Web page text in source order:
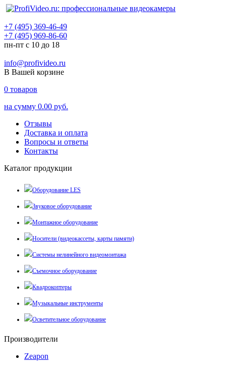
+7 (495) 369-46-49
+7 (495) 969-86-60
пн-пт с 10 до 18
info@profivideo.ru
В Вашей корзине
0 товаров
на сумму 0.00 руб.
Отзывы
Доставка и оплата
Вопросы и ответы
Контакты
Каталог продукции
Оборудование LES
Звуковое оборудование
Монтажное оборудование
Носители (видеокассеты, карты памяти)
Системы нелинейного видеомонтажа
Съемочное оборудование
Квадрокоптеры
Музыкальные инструменты
Осветительное оборудование
Производители
Zeapon